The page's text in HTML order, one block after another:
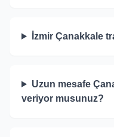
İzmir Çanakkale
Uzun mesafe
veriyor musunuz?